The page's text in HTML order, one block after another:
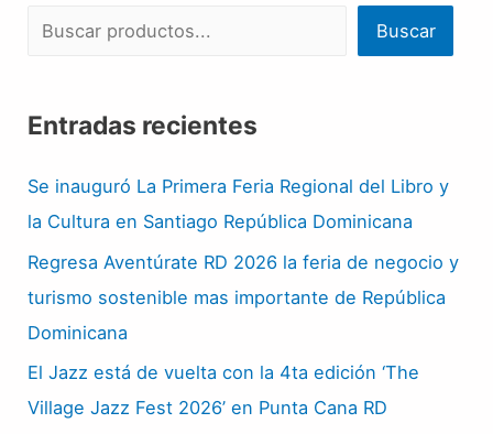
Buscar
Entradas recientes
Se inauguró La Primera Feria Regional del Libro y
la Cultura en Santiago República Dominicana
Regresa Aventúrate RD 2026 la feria de negocio y
turismo sostenible mas importante de República
Dominicana
El Jazz está de vuelta con la 4ta edición ‘The
Village Jazz Fest 2026’ en Punta Cana RD